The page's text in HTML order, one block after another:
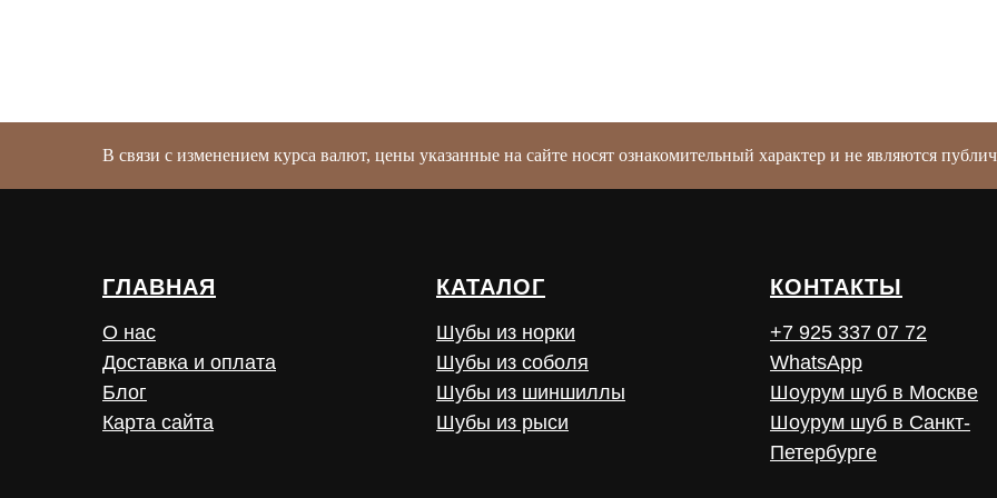
В связи с изменением курса валют, цены указанные на сайте носят ознакомительный характер и не являются
ГЛАВНАЯ
О нас
Доставка и оплата
Блог
Карта сайта
КАТАЛОГ
Шубы из норки
Шубы из соболя
Шубы из шиншиллы
Шубы из рыси
КОНТАКТЫ
+7 925 337 07 72
WhatsApp
Шоурум шуб в Москве
Шоурум шуб в Санкт-
Петербурге